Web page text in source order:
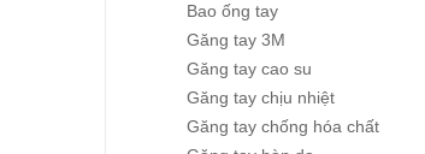
Bao ống tay
Găng tay 3M
Găng tay cao su
Găng tay chịu nhiệt
Găng tay chống hóa chất